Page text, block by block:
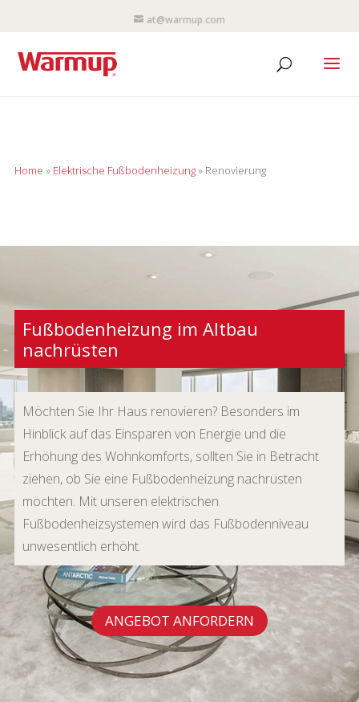
at@warmup.com
Home » Elektrische Fußbodenheizung» Renovierung
Fußbodenheizung im Altbau
nachrüsten
Möchten Sie Ihr Haus renovieren? Besonders im
Hinblick auf das Einsparen von Energie und die
Erhöhung des Wohnkomforts, sollten Sie in Betracht
ziehen, ob Sie eine Fußbodenheizung nachrüsten
möchten. Mit unseren elektrischen
Fußbodenheizsystemen wird das Fußbodenniveau
unwesentlich erhöht.
ANGEBOT ANFORDERN